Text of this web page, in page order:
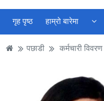
गृह पृष्ठ हाम्रो बारेमा
पछाडी कर्मचारी विवरण